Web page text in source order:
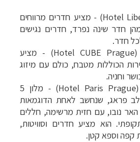
(Hotel Liberty) - מציע חדרים מרווחים
חדר שינה נפרד, חדרים נגישים
חדר.
(Hotel CUBE Prague) - מציע
הכוללות מטבח, כולם עם מיזוג
וחניה.
(Hotel Paris Prague) - מלון 5
פראג, שנחשב לאחת הדוגמאות
האר נובו, עם חזית מרשימה, חללים
הוא מציע חדרים וסוויטות,
קפה וספא קטן.